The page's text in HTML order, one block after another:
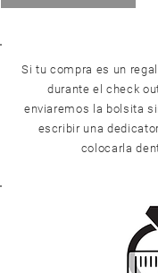
Si tu compra es un
durante el check
enviaremos la bolsita
escribir una
colocarla